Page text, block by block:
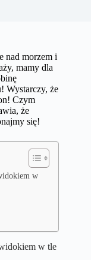
nad morzem i
mamy dla
Wystarczy, że
Czym
że
się!
w
w tle